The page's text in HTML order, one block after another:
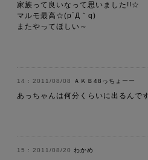
家族って良いなって思いました!!☆
マルモ最高☆(p´Д｀q)
またやってほしい～
2011/08/08 ＡＫＢ48っちょーー
あっちゃんは何分くらいに出るんで
2011/08/20 わかめ